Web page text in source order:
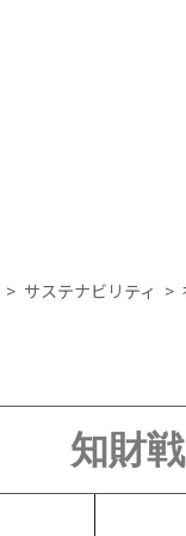
サステナビリティ
知財